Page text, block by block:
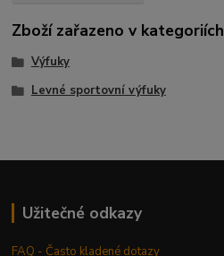
Zboží zařazeno v kategoriích
Výfuky
Levné sportovní výfuky
Užitečné odkazy
FAQ - Často kladené dotazy